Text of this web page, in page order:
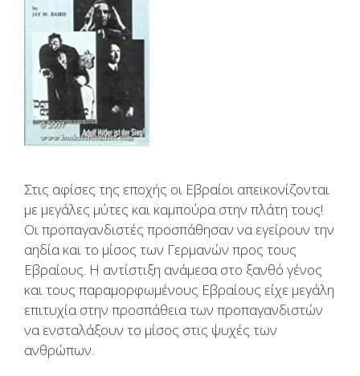
Στις αφίσες της εποχής οι Εβραίοι απεικονίζονται
με μεγάλες μύτες και καμπούρα στην πλάτη τους!
Οι προπαγανδιστές προσπάθησαν να εγείρουν την
αηδία και το μίσος των Γερμανών προς τους
Εβραίους. Η αντίστιξη ανάμεσα στο ξανθό γένος
και τους παραμορφωμένους Εβραίους είχε μεγάλη
επιτυχία στην προσπάθεια των προπαγανδιστών
να ενσταλάξουν το μίσος στις ψυχές των
ανθρώπων.